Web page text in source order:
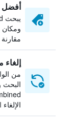
أفضل
مقارنة
إلغاء
من
البحث